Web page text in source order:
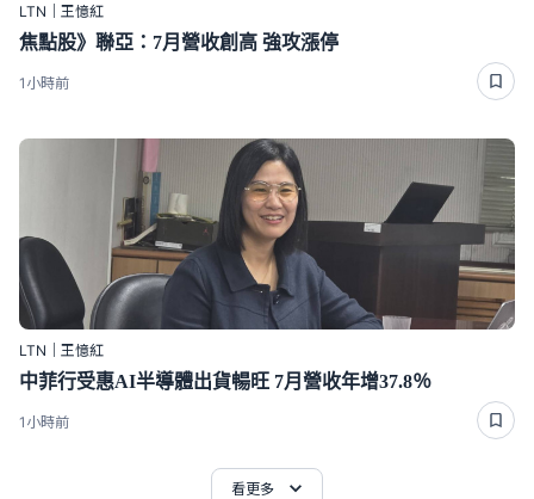
LTN｜王憶紅
焦點股》聯亞：7月營收創高 強攻漲停
1小時前
LTN｜王憶紅
中菲行受惠AI半導體出貨暢旺 7月營收年增37.8％
1小時前
看更多